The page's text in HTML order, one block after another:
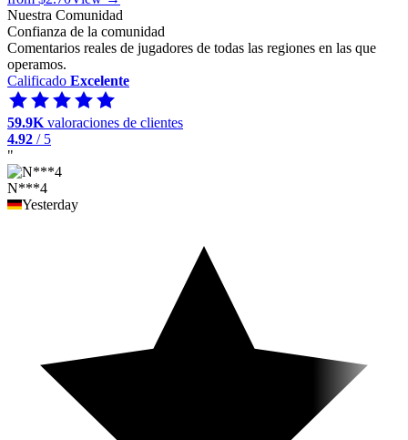
Nuestra Comunidad
Confianza de la comunidad
Comentarios reales de jugadores de todas las regiones en las que
operamos.
Calificado Excelente
59.9K valoraciones de clientes
4.92 / 5
"
N***4
Yesterday